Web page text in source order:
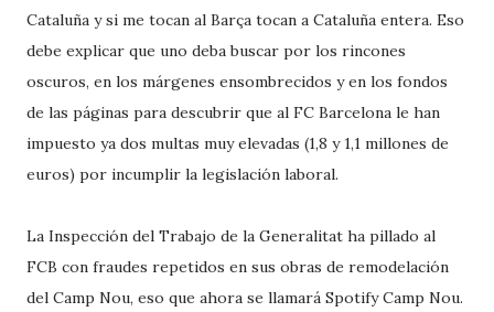
Cataluña y si me tocan al Barça tocan a Cataluña entera. Eso
debe explicar que uno deba buscar por los rincones
oscuros, en los márgenes ensombrecidos y en los fondos
de las páginas para descubrir que al FC Barcelona le han
impuesto ya dos multas muy elevadas (1,8 y 1,1 millones de
euros) por incumplir la legislación laboral.
La Inspección del Trabajo de la Generalitat ha pillado al
FCB con fraudes repetidos en sus obras de remodelación
del Camp Nou, eso que ahora se llamará Spotify Camp Nou.